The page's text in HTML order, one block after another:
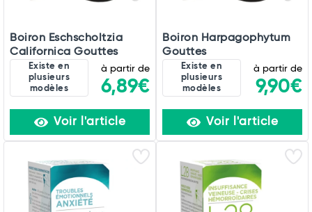
Boiron Eschscholtzia
Californica Gouttes
Existe en
plusieurs
modèles
à partir de
6,89€
Voir l'article
Boiron Harpagophytum
Gouttes
Existe en
plusieurs
modèles
à partir de
9,90€
Voir l'article